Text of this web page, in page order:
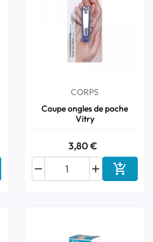
au panier
CORPS
Coupe ongles de poche
Vitry
3,80 €

 